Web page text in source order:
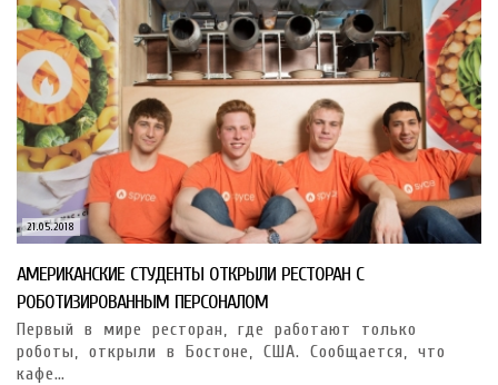
21.05.2018
АМЕРИКАНСКИЕ СТУДЕНТЫ ОТКРЫЛИ РЕСТОРАН С
РОБОТИЗИРОВАННЫМ ПЕРСОНАЛОМ
Первый в мире ресторан, где работают только
роботы, открыли в Бостоне, США. Сообщается, что
кафе…